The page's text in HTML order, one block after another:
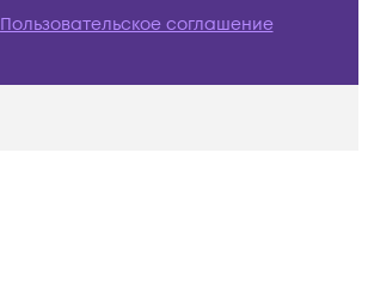
Пользовательское соглашение